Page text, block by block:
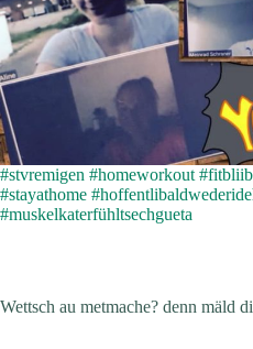
#stvremigen #homeworkout #
#stayathome #
#muskelkaterfühltsechgueta
Wettsch au metmache? denn mäld